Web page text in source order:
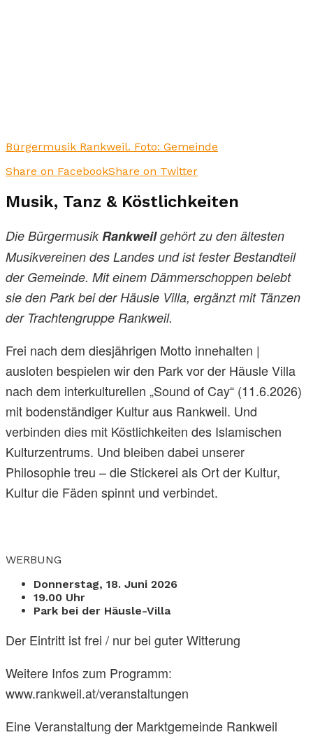
Bürgermusik Rankweil. Foto: Gemeinde
Share on FacebookShare on Twitter
Musik, Tanz & Köstlichkeiten
Die BürgermusikRankweilgehört zu den ältesten
Musikvereinen des Landes und ist fester Bestandteil
der Gemeinde. Mit einem Dämmerschoppen belebt
sie den Park bei der Häusle Villa, ergänzt mit Tänzen
der Trachtengruppe Rankweil.
Frei nach dem diesjährigen Motto innehalten |
ausloten bespielen wir den Park vor der Häusle Villa
nach dem interkulturellen „Sound of Cay“ (11.6.2026)
mit bodenständiger Kultur aus Rankweil. Und
verbinden dies mit Köstlichkeiten des Islamischen
Kulturzentrums. Und bleiben dabei unserer
Philosophie treu – die Stickerei als Ort der Kultur,
Kultur die Fäden spinnt und verbindet.
WERBUNG
Donnerstag, 18. Juni 2026
19.00 Uhr
Park bei der Häusle-Villa
Der Eintritt ist frei / nur bei guter Witterung
Weitere Infos zum Programm:
www.rankweil.at/veranstaltungen
Eine Veranstaltung der Marktgemeinde Rankweil